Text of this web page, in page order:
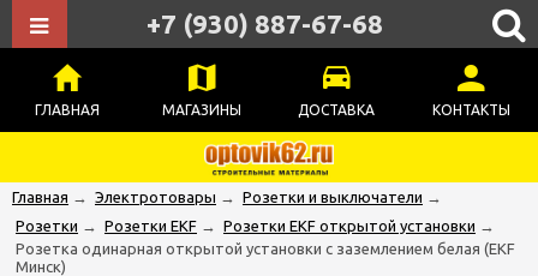
ГЛАВНАЯ МАГАЗИНЫ ДОСТАВКА КОНТАКТЫ
+7 (930) 887-67-68
Главная → Электротовары → Розетки и выключатели →
Розетки → Розетки EKF → Розетки EKF открытой установки →
Розетка одинарная открытой установки с заземлением белая (EKF
Минск)